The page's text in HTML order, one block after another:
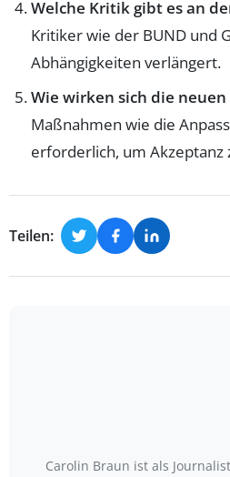
Welche Kritik gibt es an
Kritiker wie der BUND und
Abhängigkeiten verlängert.
Wie wirken sich die
Maßnahmen wie die
erforderlich, um Akzeptanz
Teilen:
Carolin Braun ist als